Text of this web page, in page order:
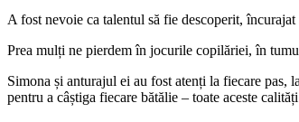
A fost nevoie ca talentul să fie descoperit,
Prea mulți ne pierdem în jocurile copilăriei, în
Simona și anturajul ei au fost atenți la fiecare
pentru a câștiga fiecare bătălie – toate aceste